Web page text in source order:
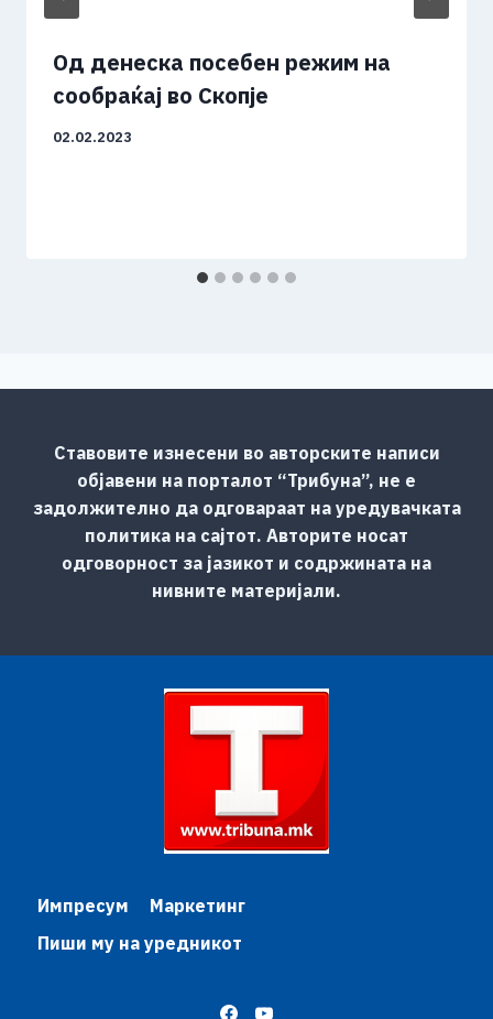
Од денеска посебен режим на
сообраќај во Скопје
02.02.2023
Ставовите изнесени во авторските написи
објавени на порталот “Трибуна”, не е
задолжително да одговараат на уредувачката
политика на сајтот. Авторите носат
одговорност за јазикот и содржината на
нивните материјали.
Импресум
Маркетинг
Пиши му на уредникот